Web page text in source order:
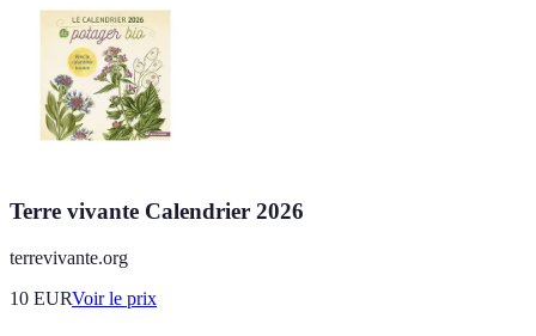
Terre vivante Calendrier 2026
terrevivante.org
10 EURVoir le prix